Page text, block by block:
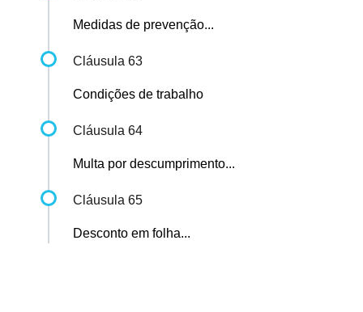
Medidas de prevenção...
Cláusula 63
Condições de trabalho
Cláusula 64
Multa por descumprimento...
Cláusula 65
Desconto em folha...